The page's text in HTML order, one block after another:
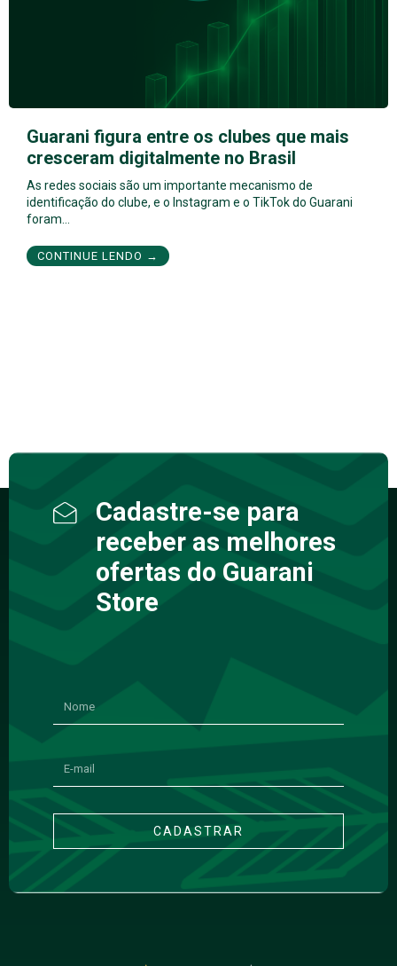
Guarani figura entre os clubes que mais
cresceram digitalmente no Brasil
As redes sociais são um importante mecanismo de
identificação do clube, e o Instagram e o TikTok do Guarani
foram…
CONTINUE LENDO →
Cadastre-se para
receber as melhores
ofertas do Guarani
Store
CADASTRAR